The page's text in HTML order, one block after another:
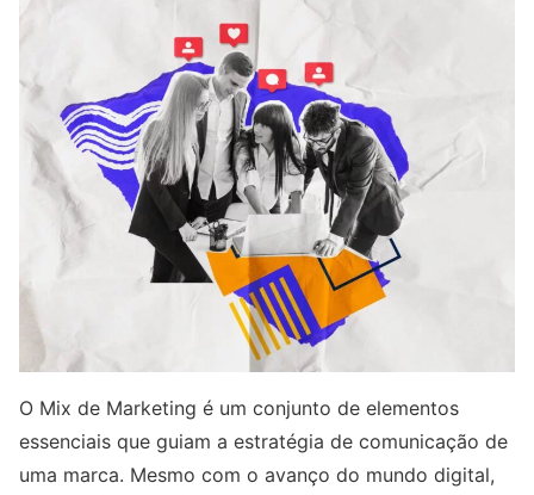
O Mix de Marketing é um conjunto de elementos
essenciais que guiam a estratégia de comunicação de
uma marca. Mesmo com o avanço do mundo digital,